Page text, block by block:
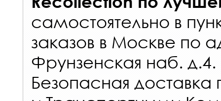
самостоятельно в
заказов в Москве по
Фрунзенская наб. д.4.
Безопасная